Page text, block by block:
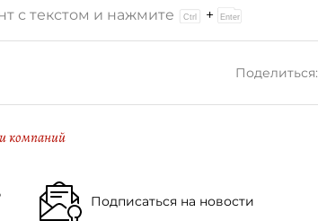
с текстом и нажмите +
Поделиться:
компаний
Подписаться на новости